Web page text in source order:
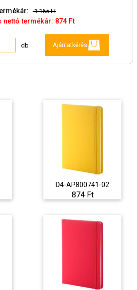
1 165 Ft
nettó termékár: 874 Ft
db Ajánlatkérés
D4-AP800741-02
874 Ft